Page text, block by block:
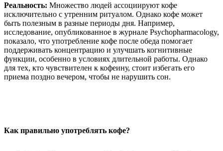
Реальность: Множество людей ассоциируют кофе
исключительно с утренним ритуалом. Однако кофе может
быть полезным в разные периоды дня. Например,
исследование, опубликованное в журнале Psychopharmacology,
показало, что употребление кофе после обеда помогает
поддерживать концентрацию и улучшать когнитивные
функции, особенно в условиях длительной работы. Однако
для тех, кто чувствителен к кофеину, стоит избегать его
приема поздно вечером, чтобы не нарушить сон.
Как правильно употреблять кофе?